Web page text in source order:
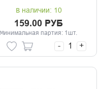
В наличии: 10
159.00 РУБ
Минимальная партия: 1шт.
- +